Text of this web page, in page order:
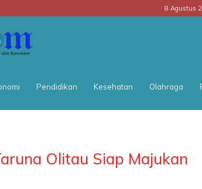
8 Agustus
POS
Pendidikan Kesehatan Olahraga
Olitau Siap Majukan